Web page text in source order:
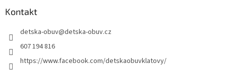
Kontakt
detska-obuv@detska-obuv.cz
607 194 816
https://www.facebook.com/detskaobuvklatovy/